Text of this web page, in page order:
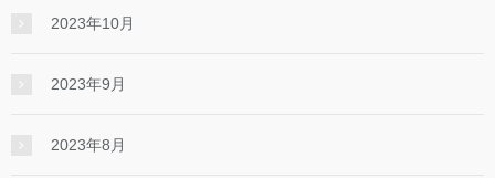
2023年10月
2023年9月
2023年8月